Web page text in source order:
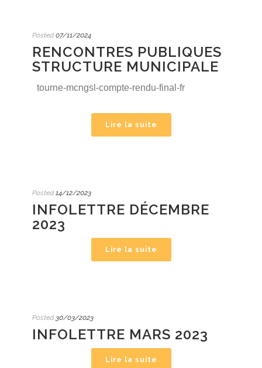
Posted 07/11/2024
RENCONTRES PUBLIQUES
STRUCTURE MUNICIPALE
tourne-mcngsl-compte-rendu-final-fr
Lire la suite
Posted 14/12/2023
INFOLETTRE DÉCEMBRE
2023
Lire la suite
Posted 30/03/2023
INFOLETTRE MARS 2023
Lire la suite